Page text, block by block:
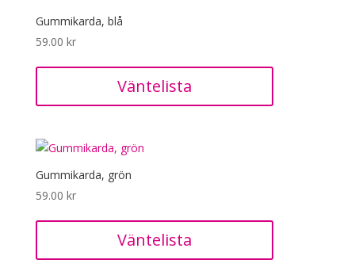
Gummikarda, blå
59.00 kr
Väntelista
Gummikarda, grön
59.00 kr
Väntelista